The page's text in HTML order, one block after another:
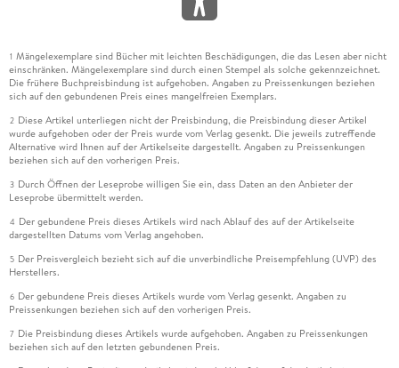
1 Mängelexemplare sind Bücher mit leichten Beschädigungen, die das Lesen aber nicht
einschränken. Mängelexemplare sind durch einen Stempel als solche gekennzeichnet.
Die frühere Buchpreisbindung ist aufgehoben. Angaben zu Preissenkungen beziehen
sich auf den gebundenen Preis eines mangelfreien Exemplars.
2 Diese Artikel unterliegen nicht der Preisbindung, die Preisbindung dieser Artikel
wurde aufgehoben oder der Preis wurde vom Verlag gesenkt. Die jeweils zutreffende
Alternative wird Ihnen auf der Artikelseite dargestellt. Angaben zu Preissenkungen
beziehen sich auf den vorherigen Preis.
3 Durch Öffnen der Leseprobe willigen Sie ein, dass Daten an den Anbieter der
Leseprobe übermittelt werden.
4 Der gebundene Preis dieses Artikels wird nach Ablauf des auf der Artikelseite
dargestellten Datums vom Verlag angehoben.
5 Der Preisvergleich bezieht sich auf die unverbindliche Preisempfehlung (UVP) des
Herstellers.
6 Der gebundene Preis dieses Artikels wurde vom Verlag gesenkt. Angaben zu
Preissenkungen beziehen sich auf den vorherigen Preis.
7 Die Preisbindung dieses Artikels wurde aufgehoben. Angaben zu Preissenkungen
beziehen sich auf den letzten gebundenen Preis.